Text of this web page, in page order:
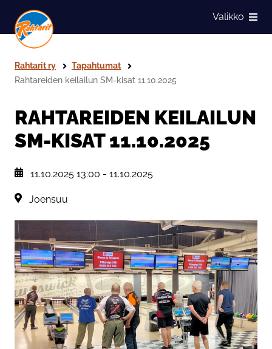
Siirry sivun sisältöön
Näytä
Valikko
Rahtarit ry
Tapahtumat
Rahtareiden keilailun SM-kisat 11.10.2025
RAHTAREIDEN KEILAILUN
SM-KISAT 11.10.2025
, Tapahtuman päiväys:
11.10.2025 13:00 - 11.10.2025
Sijainti:Joensuu